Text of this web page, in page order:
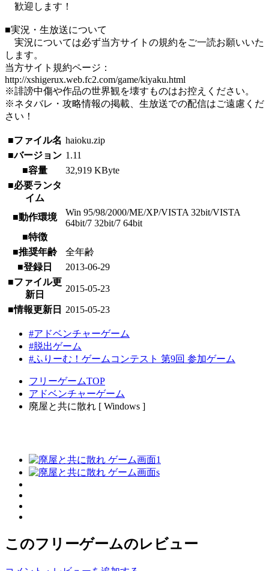
歓迎します！
■実況・生放送について
実況については必ず当方サイトの規約をご一読お願いいた
します。
当方サイト規約ページ：
http://xshigerux.web.fc2.com/game/kiyaku.html
※誹謗中傷や作品の世界観を壊すものはお控えください。
※ネタバレ・攻略情報の掲載、生放送での配信はご遠慮くだ
さい！
■ファイル名 haioku.zip
■バージョン 1.11
■容量
32,919 KByte
■必要ランタ
イム
■動作環境
Win 95/98/2000/ME/XP/VISTA 32bit/VISTA
64bit/7 32bit/7 64bit
■特徴
■推奨年齢
全年齢
■登録日
2013-06-29
■ファイル更
新日
2015-05-23
■情報更新日 2015-05-23
#アドベンチャーゲーム
#脱出ゲーム
#ふりーむ！ゲームコンテスト 第9回 参加ゲーム
フリーゲームTOP
アドベンチャーゲーム
廃屋と共に散れ [ Windows ]
このフリーゲームのレビュー